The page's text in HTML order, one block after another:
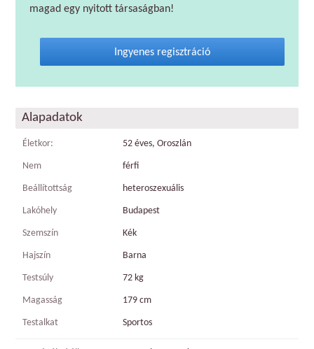
magad egy nyitott társaságban!
Ingyenes regisztráció
Alapadatok
Életkor: 52 éves, Oroszlán
Nem férfi
Beállítottság heteroszexuális
Lakóhely Budapest
Szemszín Kék
Hajszín Barna
Testsúly 72 kg
Magasság 179 cm
Testalkat Sportos